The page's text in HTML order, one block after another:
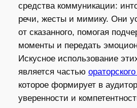
средства коммуникации:
речи, жесты и мимику. Они
от сказанного, помогая
моменты и передать
Искусное использование
является частью
которое формирует в
уверенности и